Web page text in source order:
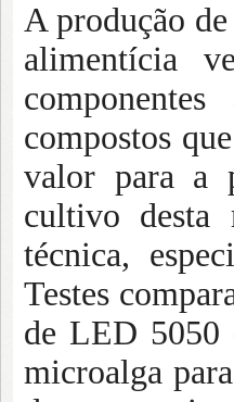
A produção
alimentícia
compostos
valor para a
cultivo desta
técnica,
Testes
de LED 5050
microalga